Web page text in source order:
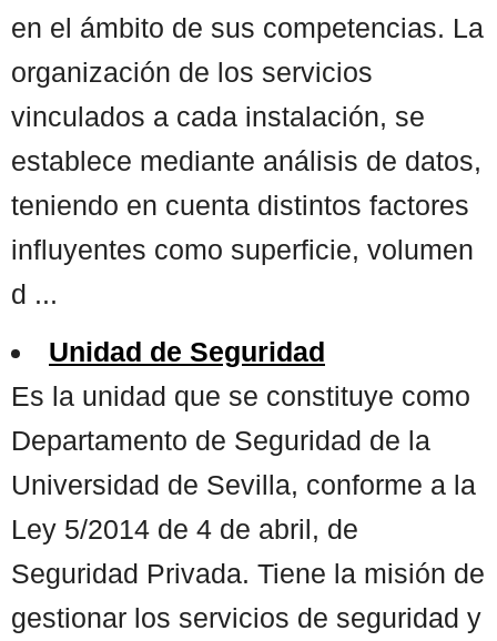
en el ámbito de sus competencias. La
organización de los servicios
vinculados a cada instalación, se
establece mediante análisis de datos,
teniendo en cuenta distintos factores
influyentes como superficie, volumen
d ...
Unidad de Seguridad
Es la unidad que se constituye como
Departamento de Seguridad de la
Universidad de Sevilla, conforme a la
Ley 5/2014 de 4 de abril, de
Seguridad Privada. Tiene la misión de
gestionar los servicios de seguridad y